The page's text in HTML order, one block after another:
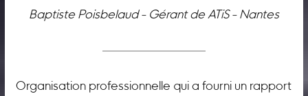
Baptiste Poisbelaud - Gérant de ATiS - Nantes
Organisation professionnelle qui a fourni un rapport